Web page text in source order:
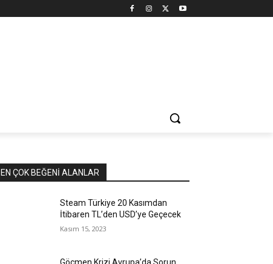
EN ÇOK BEĞENI ALANLAR
Steam Türkiye 20 Kasımdan
İtibaren TL’den USD’ye Geçecek
Kasım 15, 2023